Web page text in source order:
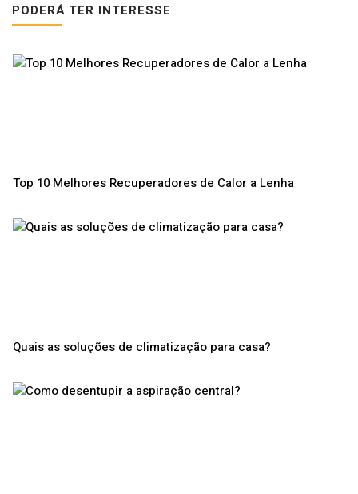
PODERÁ TER INTERESSE
Top 10 Melhores Recuperadores de Calor a Lenha
Quais as soluções de climatização para casa?